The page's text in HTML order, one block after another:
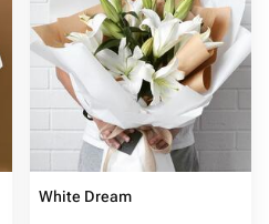
White Dream